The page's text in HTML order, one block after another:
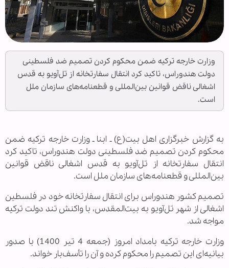
وزارت خارجه ترکیه ضمن محکوم کردن تصمیم ضد فلسطینی
دولت هندوراس، تاکید کرد انتقال سفارتخانه از تل‌آویو به قدس
اشغالی ناقض قوانین بین‌المللی و قطعنامه‌های سازمان ملل
است.
به گزارش خبرگزاری اهل بیت(ع) ـ ابنا ـ وزارت خارجه ترکیه ضمن
محکوم کردن تصمیم ضد فلسطینی دولت هندوراس، تاکید کرد
انتقال سفارتخانه از تل‌آویو به قدس اشغالی ناقض قوانین
بین‌المللی و قطعنامه‌های سازمان ملل است.
تصمیم کشور هندوراس برای انتقال سفارتخانه خود در فلسطین
اشغالی از شهر تل‌آویو به بیت‌المقدس، با واکنش تند دولت ترکیه
مواجه شد.
وزارت خارجه ترکیه بامداد امروز (جمعه 4 تیر 1400) با صدور
بیانیه‌ای این تصمیم را محکوم کرده و آن را تأسف‌بار خواند.